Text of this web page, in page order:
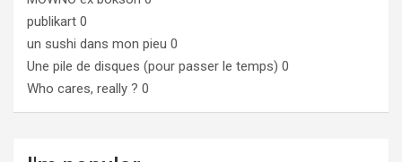
publikart 0
un sushi dans mon pieu 0
Une pile de disques (pour passer le temps) 0
Who cares, really ? 0